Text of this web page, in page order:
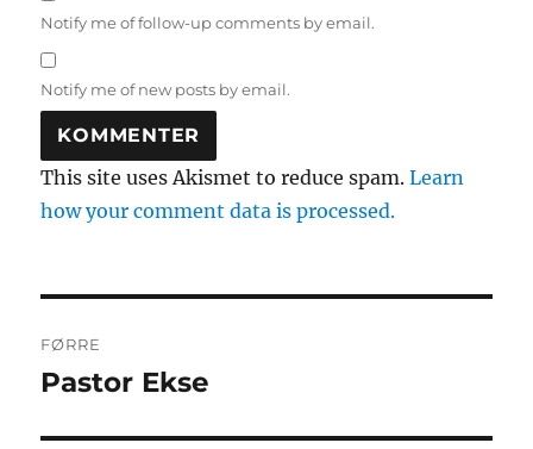
Notify me of follow-up comments by email.
Notify me of new posts by email.
This site uses Akismet to reduce spam.Learn
how your comment data is processed.
FØRRE
Førre
Pastor Ekse